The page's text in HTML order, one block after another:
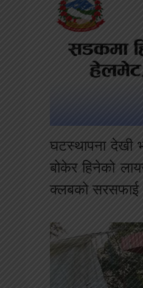
घटस्थापना देखी
बोकेर हिनेको
क्लबको सरसफाई